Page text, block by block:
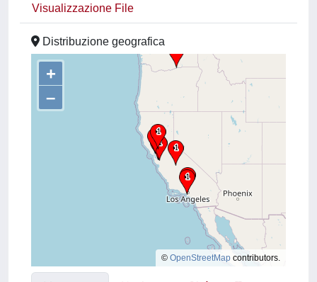
Visualizzazione File
Distribuzione geografica
+
–
© OpenStreetMap contributors.